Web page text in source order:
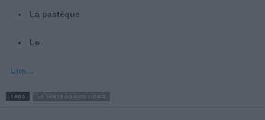
La pastèque
Le
Lire…
TAGS